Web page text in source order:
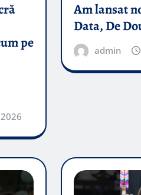
pe
Am lansat
Data, De
admin